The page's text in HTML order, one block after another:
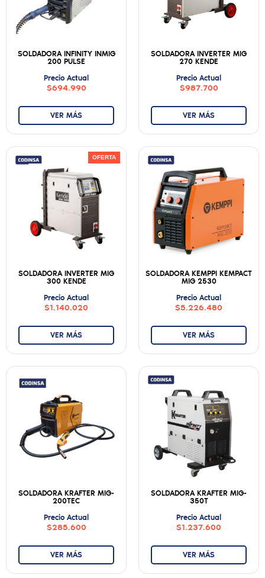
SOLDADORA INFINITY INMIG
200 PULSE
Precio Actual
$694.990
VER MÁS
SOLDADORA INVERTER MIG
270 KENDE
Precio Actual
$987.700
VER MÁS
OFERTA
SOLDADORA INVERTER MIG
300 KENDE
Precio Actual
$1.140.020
VER MÁS
SOLDADORA KEMPPI KEMPACT
MIG 2530
Precio Actual
$5.226.480
VER MÁS
SOLDADORA KRAFTER MIG-
200TEC
Precio Actual
$285.600
VER MÁS
SOLDADORA KRAFTER MIG-
350T
Precio Actual
$1.237.600
VER MÁS